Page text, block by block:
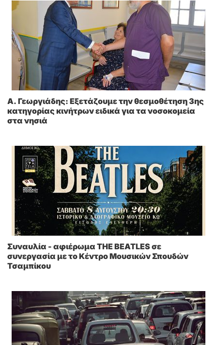
A. Γεωργιάδης: Eξετάζουμε την θεσμοθέτηση 3ης
κατηγορίας κινήτρων ειδικά για τα νοσοκομεία
στα νησιά
Συναυλία - αφιέρωμα THE BEATLES σε
συνεργασία με το Κέντρο Μουσικών Σπουδών
Τσαμπίκου